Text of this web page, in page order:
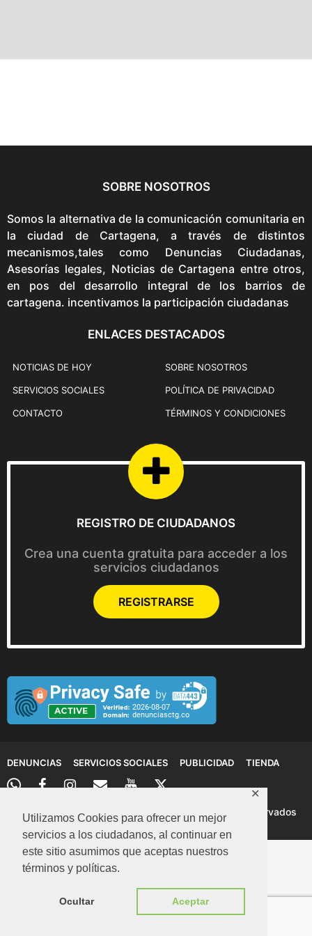
Utilizamos Cookies para ofrecer un mejor
servicios a los ciudadanos, al continuar en
este sitio asumimos que aceptas nuestros
términos y políticas.
Ocultar Aceptar
✕
SOBRE NOSOTROS
Somos la alternativa de la comunicación comunitaria en
la ciudad de Cartagena, a través de distintos
mecanismos,tales como Denuncias Ciudadanas,
Asesorías legales, Noticias de Cartagena entre otros,
en pos del desarrollo integral de los barrios de
cartagena. incentivamos la participación ciudadanas
ENLACES DESTACADOS
NOTICIAS DE HOY
SERVICIOS SOCIALES
CONTACTO
SOBRE NOSOTROS
POLÍTICA DE PRIVACIDAD
TÉRMINOS Y CONDICIONES
REGISTRO DE CIUDADANOS
Crea una cuenta gratuita para acceder a los
servicios ciudadanos
REGISTRARSE
DENUNCIAS SERVICIOS SOCIALES PUBLICIDAD TIENDA
© 2026 Denuncias Cartagena: Todos los derechos reservados